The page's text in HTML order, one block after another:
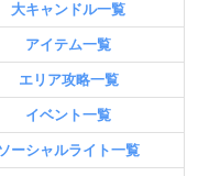
大キャンドル一覧
アイテム一覧
エリア攻略一覧
イベント一覧
ーシャルライト一覧